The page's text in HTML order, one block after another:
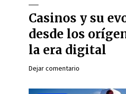
Casinos y su
desde los
la era digital
Dejar comentario